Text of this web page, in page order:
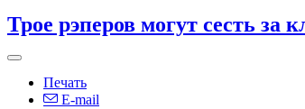
Трое рэперов могут сесть за
Печать
E-mail